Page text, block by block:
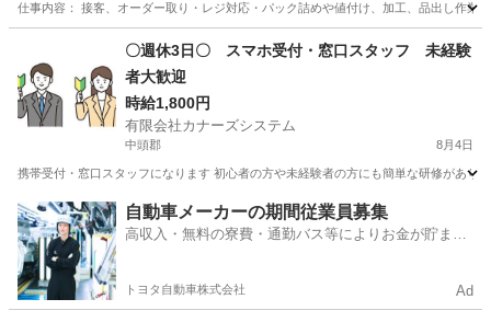
仕事内容： 接客、オーダー取り・レジ対応・パック詰めや値付け、加工、品出し作
その他
〇週休3日〇 スマホ受付・窓口スタッフ 未経験
者大歓迎
時給1,800円
有限会社カナーズシステム
中頭郡 8月4日
携帯受付・窓口スタッフになります 初心者の方や未経験者の方にも簡単な研修があ
沖縄 中頭郡 携帯ショップ スタッフ
自動車メーカーの期間従業員募集
高収入・無料の寮費・通勤バス等によりお金が貯まり
トヨタ自動車株式会社 Ad